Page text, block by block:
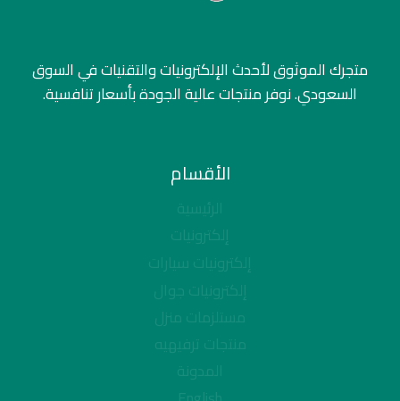
متجرك الموثوق لأحدث الإلكترونيات والتقنيات في السوق
السعودي. نوفر منتجات عالية الجودة بأسعار تنافسية.
الأقسام
الرئيسية
إلكترونيات
إلكترونيات سيارات
إلكترونيات جوال
مستلزمات منزل
منتجات ترفيهيه
المدونة